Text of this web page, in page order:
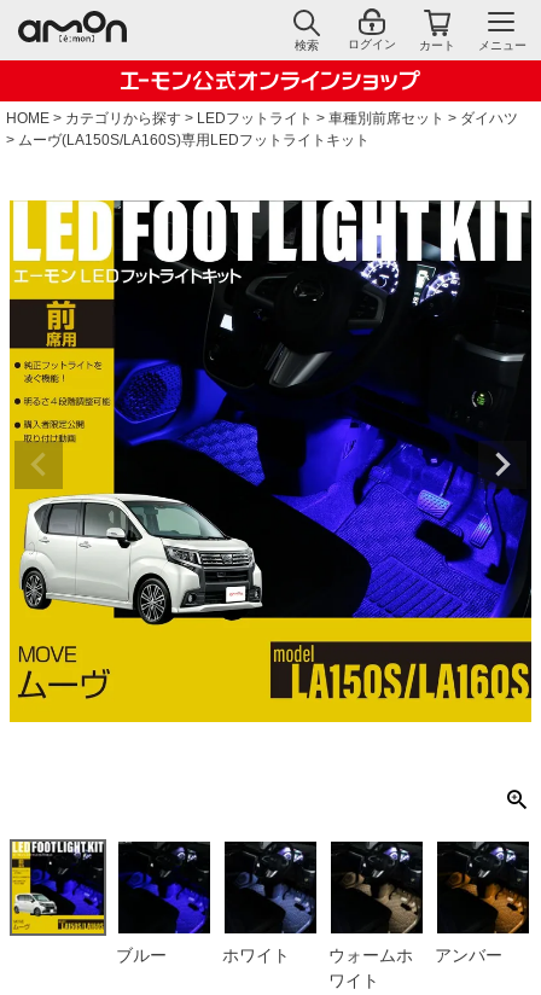
検索 ログイン カート メニュー
HOME カテゴリから探す LEDフットライト 車種別前席セット
ダイハツ
ムーヴ(LA150S/LA160S)専用LEDフットライトキット
ブルー ホワイト
ウォームホ
ワイト
アンバー